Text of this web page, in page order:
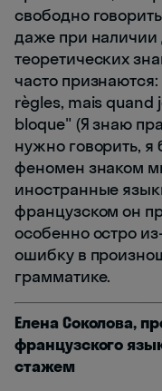
свободно
даже при наличии
теоретических
часто
règles, mais quand
bloque" (Я знаю
нужно говорить, я
феномен знаком
иностранные
французском он
особенно остро
ошибку в
грамматике.
Елена Соколова,
французского
стажем